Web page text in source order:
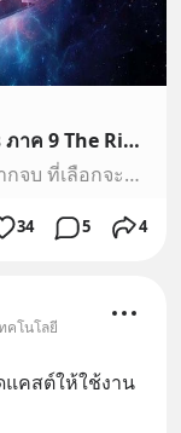
Geek Monday EP32 : รีวิว Star Wars ภาค 9 The Rise of Skywalker [The Final Saga]
“Skywalker” ได้ปิดตัวลงอย่างสงบ ในฉากจบ ที่เลือกจะกลับไปสู่จุดเริ่มต้นของเรื่องราวทั้งหมด (กรี๊ดมากกกก) และได้ถูกส่งต่ออย่างไร้ข้อกังขาใดๆ การจะมีภาคใหม่นั้นสามารถทำได้แบบไม่ต้องหันมามองอดีตเลย และไม่ว่าคนๆนึงจะมีสิ่งดีหรือสิ่งร้ายในตัวอยู่มากเพียงใด คนๆนั...
34 5 4
คโนโลยี
แคสต์ให้ใช้งาน